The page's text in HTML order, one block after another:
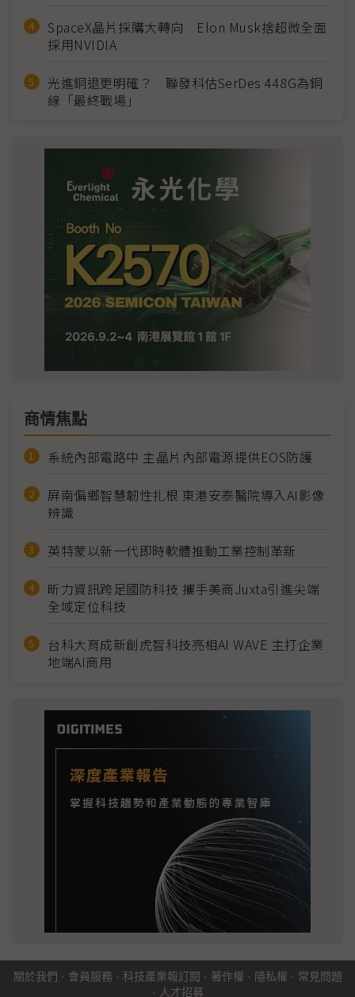
SpaceX晶片採購大轉向 Elon Musk捨超微全面
採用NVIDIA
光進銅退更明確？ 聯發科估SerDes 448G為銅
線「最終戰場」
商情焦點
系統內部電路中 主晶片內部電源提供EOS防護
屏南偏鄉智慧韌性扎根 東港安泰醫院導入AI影像
辨識
英特蒙以新一代即時軟體推動工業控制革新
昕力資訊跨足國防科技 攜手美商Juxta引進尖端
全域定位科技
台科大育成新創虎智科技亮相AI WAVE 主打企業
地端AI商用
關於我們 · 會員服務 · 科技產業報訂閱 · 著作權 · 隱私權 · 常見問題
· 人才招募